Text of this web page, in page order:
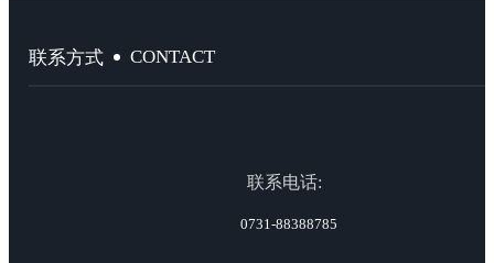
联系方式 CONTACT
联系电话:
0731-88388785